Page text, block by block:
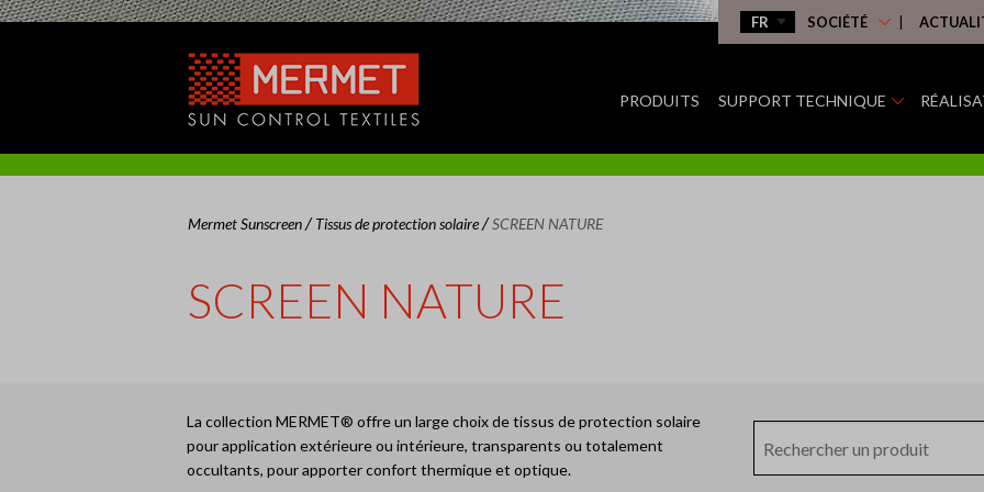
SOCIÉTÉ
PRODUITS SUPPORT TECHNIQUE
Mermet Sunscreen/Tissus de protection solaire/SCREEN NATURE
SCREEN NATURE
La collection MERMET® offre un large choix de tissus de protection solaire
pour application extérieure ou intérieure, transparents ou totalement
occultants, pour apporter confort thermique et optique.